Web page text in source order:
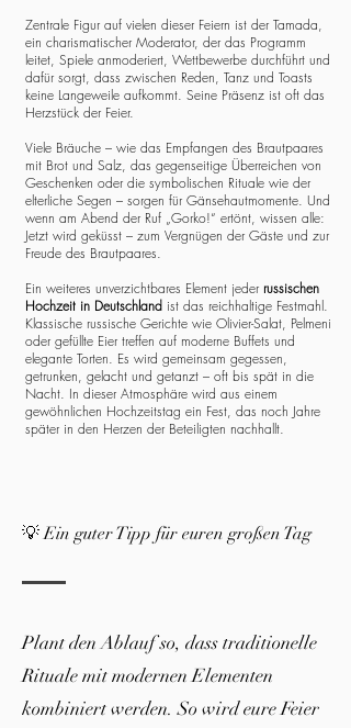
Zentrale Figur auf vielen dieser Feiern ist der Tamada,
ein charismatischer Moderator, der das Programm
leitet, Spiele anmoderiert, Wettbewerbe durchführt und
dafür sorgt, dass zwischen Reden, Tanz und Toasts
keine Langeweile aufkommt. Seine Präsenz ist oft das
Herzstück der Feier.
Viele Bräuche – wie das Empfangen des Brautpaares
mit Brot und Salz, das gegenseitige Überreichen von
Geschenken oder die symbolischen Rituale wie der
elterliche Segen – sorgen für Gänsehautmomente. Und
wenn am Abend der Ruf „Gorko!“ ertönt, wissen alle:
Jetzt wird geküsst – zum Vergnügen der Gäste und zur
Freude des Brautpaares.
Ein weiteres unverzichtbares Element jeder russischen
Hochzeit in Deutschland ist das reichhaltige Festmahl.
Klassische russische Gerichte wie Olivier-Salat, Pelmeni
oder gefüllte Eier treffen auf moderne Buffets und
elegante Torten. Es wird gemeinsam gegessen,
getrunken, gelacht und getanzt – oft bis spät in die
Nacht. In dieser Atmosphäre wird aus einem
gewöhnlichen Hochzeitstag ein Fest, das noch Jahre
später in den Herzen der Beteiligten nachhallt.
💡 Ein guter Tipp für euren großen Tag
Plant den Ablauf so, dass traditionelle
Rituale mit modernen Elementen
kombiniert werden. So wird eure Feier